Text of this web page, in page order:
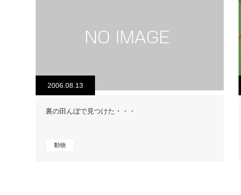
2006.08.13
裏の田んぼで見つけた・・・
動物